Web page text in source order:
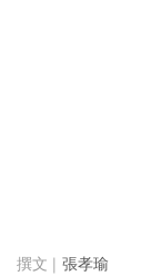
張孝瑜